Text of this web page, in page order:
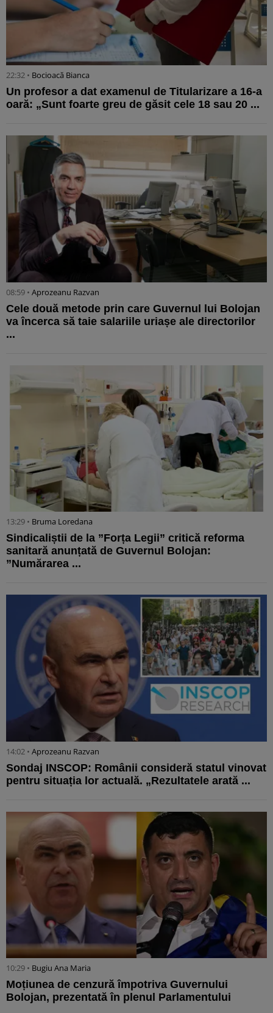
22:32 • Bocioacă Bianca
Un profesor a dat examenul de Titularizare a 16-a
oară: „Sunt foarte greu de găsit cele 18 sau 20 ...
08:59 • Aprozeanu Razvan
Cele două metode prin care Guvernul lui Bolojan
va încerca să taie salariile uriașe ale directorilor
...
13:29 • Bruma Loredana
Sindicaliștii de la ”Forța Legii” critică reforma
sanitară anunțată de Guvernul Bolojan:
”Numărarea ...
14:02 • Aprozeanu Razvan
Sondaj INSCOP: Românii consideră statul vinovat
pentru situația lor actuală. „Rezultatele arată ...
10:29 • Bugiu ⁠Ana Maria
Moțiunea de cenzură împotriva Guvernului
Bolojan, prezentată în plenul Parlamentului